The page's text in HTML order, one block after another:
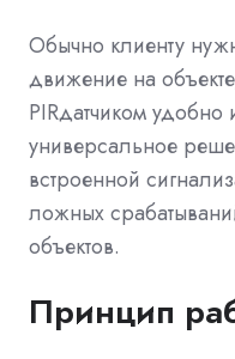
Обычно клиенту
движение на
PIRдатчиком удобно
универсальное
встроенной
ложных
объектов.
Принцип